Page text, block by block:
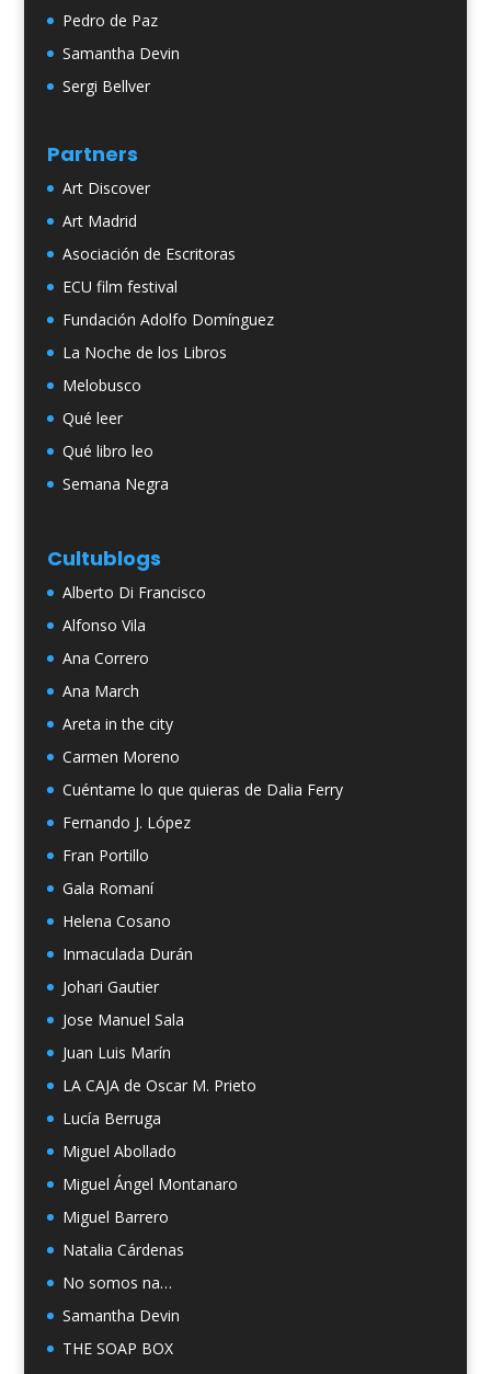
Pedro de Paz
Samantha Devin
Sergi Bellver
Partners
Art Discover
Art Madrid
Asociación de Escritoras
ECU film festival
Fundación Adolfo Domínguez
La Noche de los Libros
Melobusco
Qué leer
Qué libro leo
Semana Negra
Cultublogs
Alberto Di Francisco
Alfonso Vila
Ana Correro
Ana March
Areta in the city
Carmen Moreno
Cuéntame lo que quieras de Dalia Ferry
Fernando J. López
Fran Portillo
Gala Romaní
Helena Cosano
Inmaculada Durán
Johari Gautier
Jose Manuel Sala
Juan Luis Marín
LA CAJA de Oscar M. Prieto
Lucía Berruga
Miguel Abollado
Miguel Ángel Montanaro
Miguel Barrero
Natalia Cárdenas
No somos na…
Samantha Devin
THE SOAP BOX